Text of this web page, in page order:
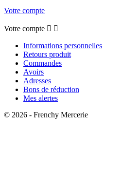
Votre compte
Votre compte  
Informations personnelles
Retours produit
Commandes
Avoirs
Adresses
Bons de réduction
Mes alertes
© 2026 - Frenchy Mercerie